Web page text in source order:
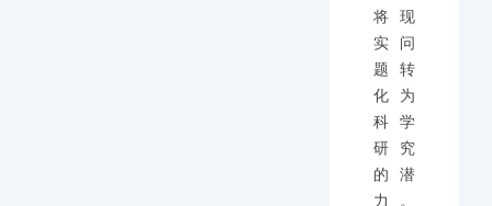
将现
实问
题转
化为
科学
研究
的潜
力。